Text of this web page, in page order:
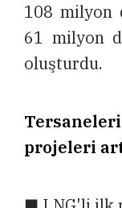
108 milyon
61 milyon
oluşturdu.
projeleri